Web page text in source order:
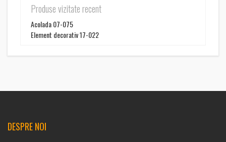
Produse vizitate recent
Acolada 07-075
Element decorativ 17-022
DESPRE NOI